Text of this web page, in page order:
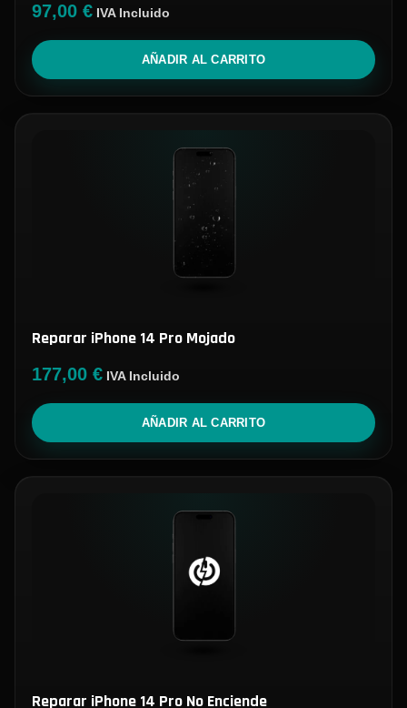
97,00 € IVA Incluido
AÑADIR AL CARRITO
Reparar iPhone 14 Pro Mojado
177,00 € IVA Incluido
AÑADIR AL CARRITO
Reparar iPhone 14 Pro No Enciende